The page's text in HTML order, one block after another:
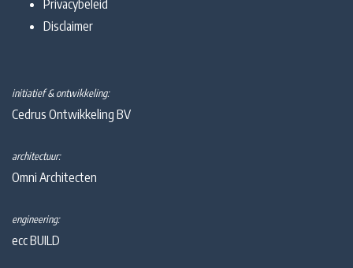
Privacybeleid
Disclaimer
initiatief & ontwikkeling:
Cedrus Ontwikkeling BV
architectuur:
Omni Architecten
engineering:
ecc BUILD